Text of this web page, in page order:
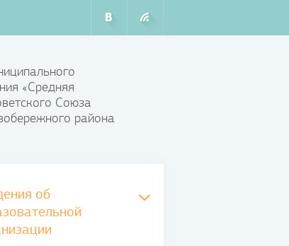
«Средняя
Союза
района
об